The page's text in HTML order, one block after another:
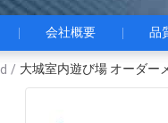
会社概要 品
/ 大城室内遊び場 オーダー